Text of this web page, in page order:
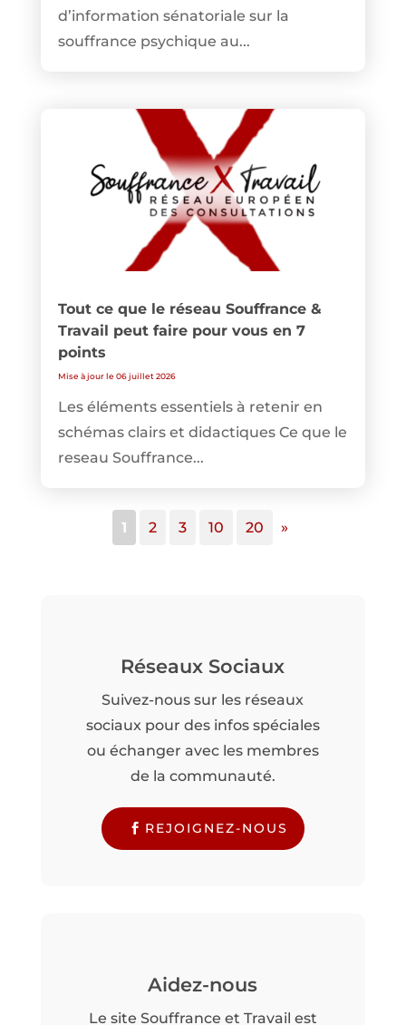
d’information sénatoriale sur la
souffrance psychique au...
Tout ce que le réseau Souffrance &
Travail peut faire pour vous en 7
points
Mise à jour le 06 juillet 2026
Les éléments essentiels à retenir en
schémas clairs et didactiques Ce que le
reseau Souffrance...
1 2 3 10 20 »
Réseaux Sociaux
Suivez-nous sur les réseaux
sociaux pour des infos spéciales
ou échanger avec les membres
de la communauté.
REJOIGNEZ-NOUS
Aidez-nous
Le site Souffrance et Travail est